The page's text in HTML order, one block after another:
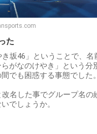
た
き坂46」ということで、名
がなのけやき」という分
でも困惑する事態でした。
改名した事でグループ名の
でしょうか。